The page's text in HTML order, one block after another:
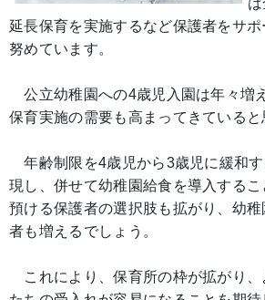
延長保育を実施するなど保護者をサ
努めています。
公立幼稚園への4歳児入園は年々増
保育実施の需要も高まってきていると
年齢制限を4歳児から3歳児に緩和
現し、併せて幼稚園給食を導入する
預ける保護者の選択肢も拡がり、幼
者も増えるでしょう。
これにより、保育所の枠が拡がり、